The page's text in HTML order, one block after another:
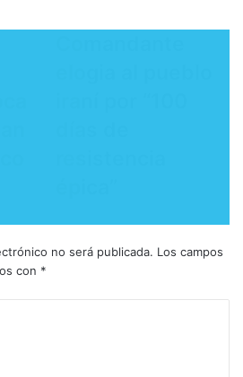
no será publicada. Los campos
con *